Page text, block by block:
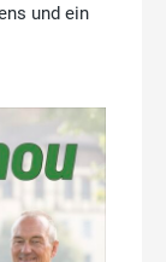
und ein